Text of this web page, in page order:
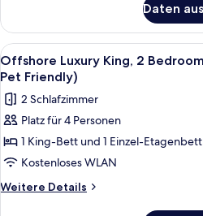
Suite
Daten
Alle
Fotos
für
Offshore
Luxury
King,
2
Bedroom
7
Offshore Luxury King, 2
Pet Friendly)
2 Schlafzimmer
Platz für 4 Personen
1 King-Bett und 1 Einzel-Etagenbett
Kostenloses WLAN
Weitere Details
Weitere